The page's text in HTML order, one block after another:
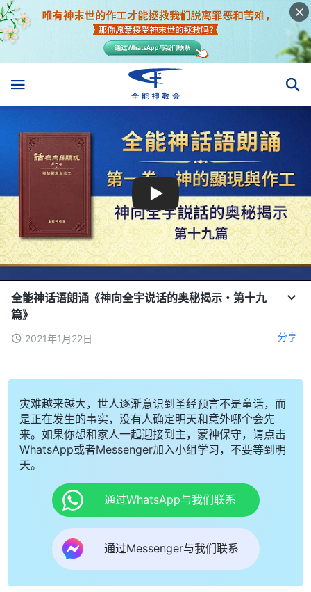
全能神话语朗诵《神向全宇说话的奥秘揭示・第十九
篇》
2021年1月22日 分享
灾难越来越大，世人逐渐意识到圣经预言不是童话，而
是正在发生的事实，没有人确定明天和意外哪个会先
来。如果你想和家人一起迎接到主，蒙神保守，请点击
WhatsApp或者Messenger加入小组学习，不要等到明
天。
通过WhatsApp与我们联系
通过Messenger与我们联系